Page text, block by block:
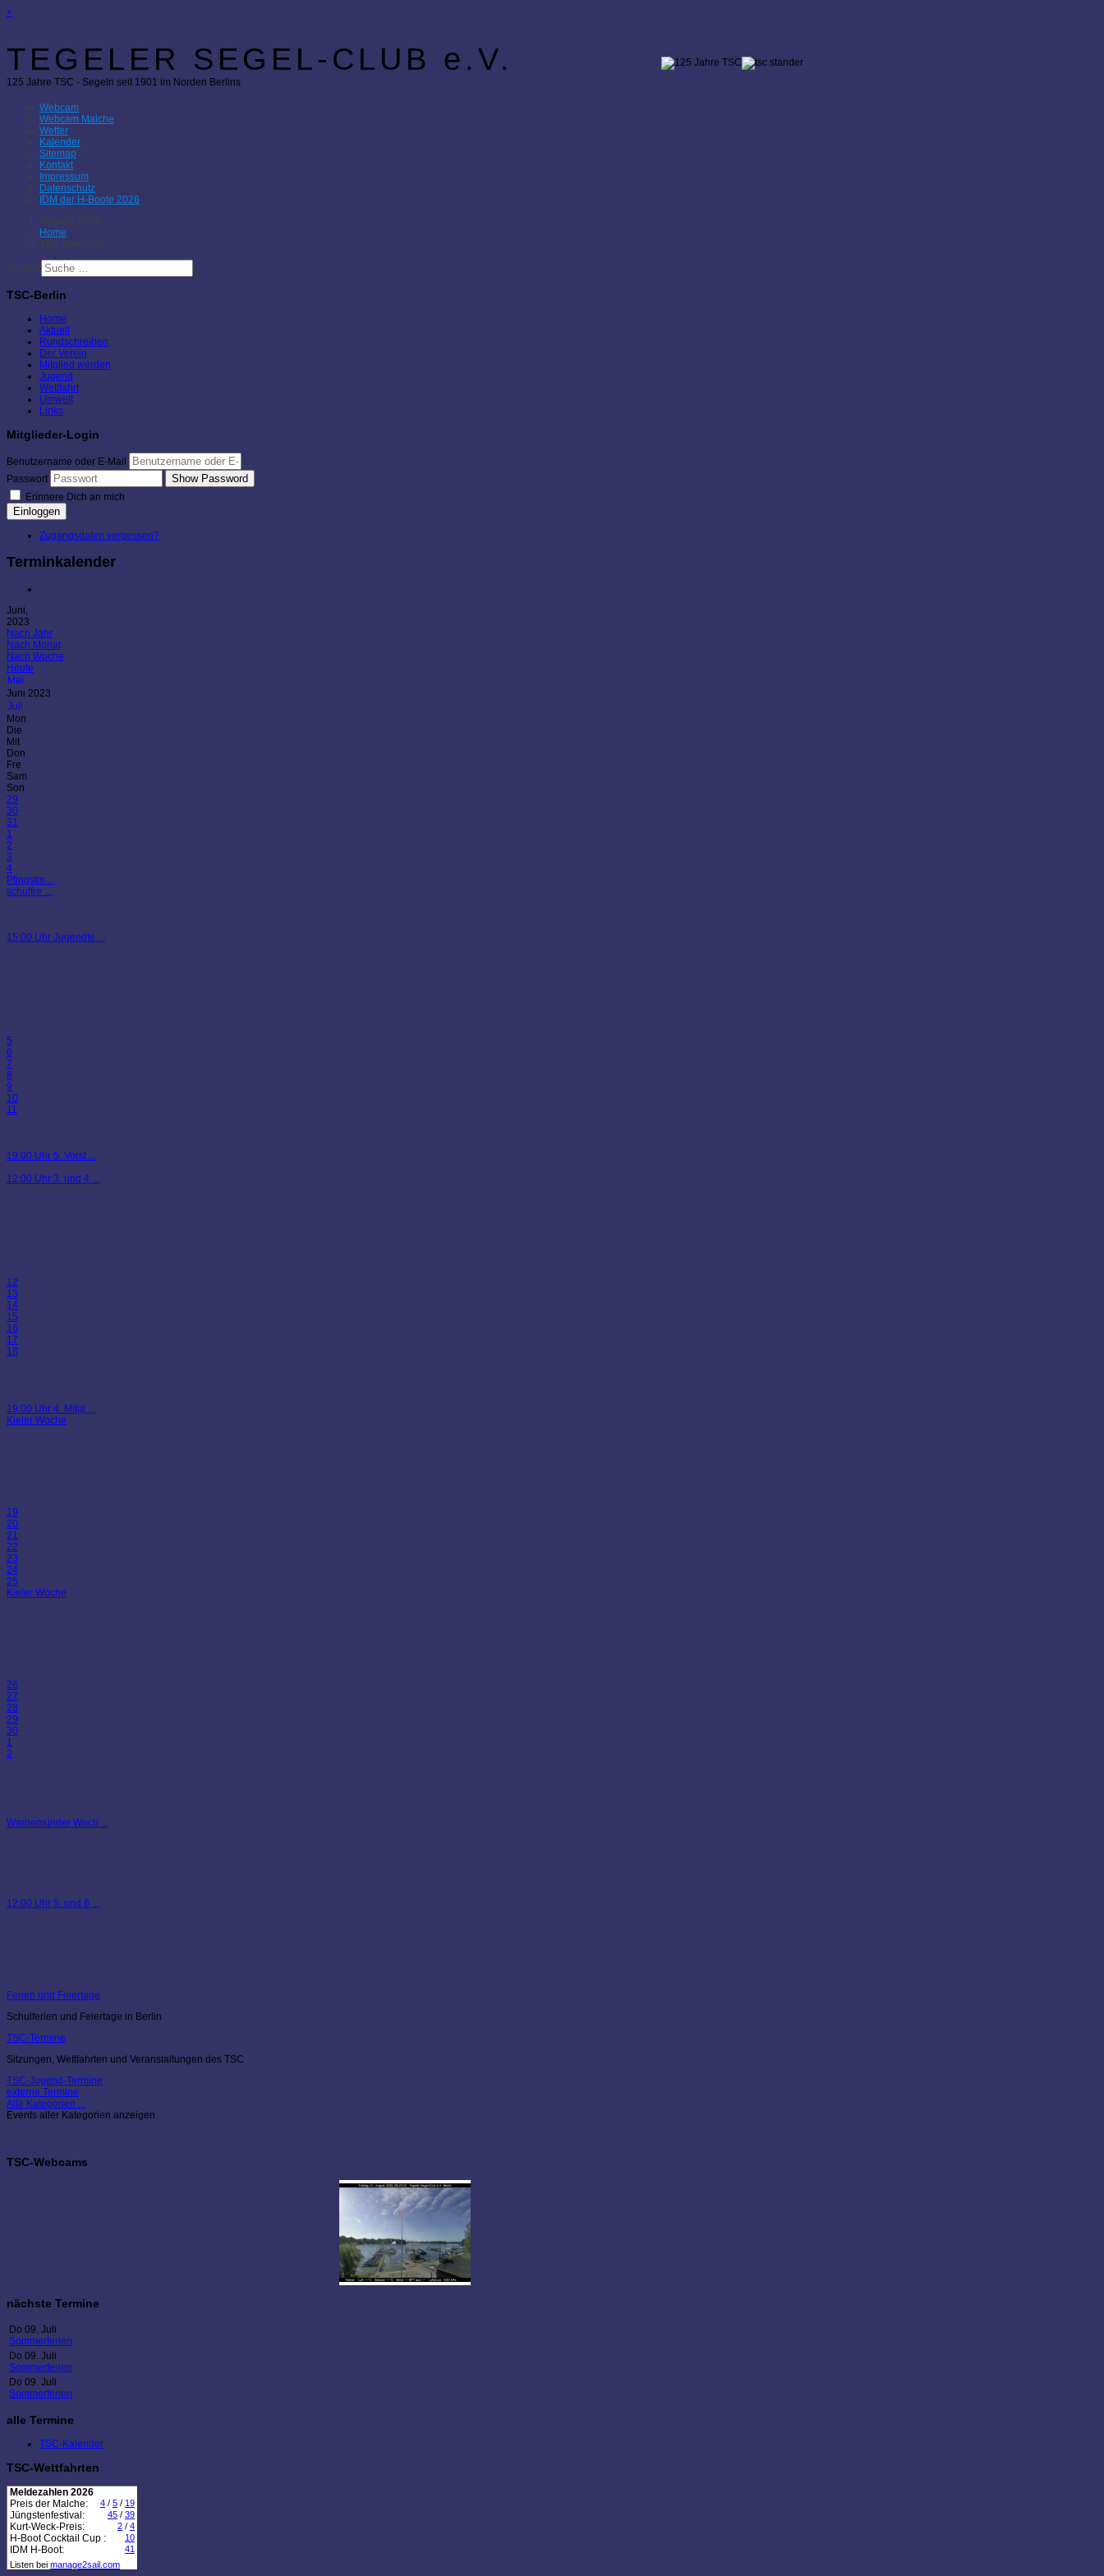
×
TEGELER SEGEL-CLUB e.V.
125 Jahre TSC - Segeln seit 1901 im Norden Berlins
Webcam
Webcam Malche
Wetter
Kalender
Sitemap
Kontakt
Impressum
Datenschutz
IDM der H-Boote 2026
Aktuelle Seite:
Home
TSC-Kalender
Suchen
TSC-Berlin
Home
Aktuell
Rundschreiben
Der Verein
Mitglied werden
Jugend
Wettfahrt
Umwelt
Links
Mitglieder-Login
Benutzername oder E-Mail
Passwort
Show Password
Erinnere Dich an mich
Einloggen
Zugangsdaten vergessen?
Terminkalender
Juni,
2023
Nach Jahr
Nach Monat
Nach Woche
Heute
Mai
Juni 2023
Juli
Mon
Die
Mit
Don
Fre
Sam
Son
29
30
31
1
2
3
4
Pfingstm ...
schulfre ...
15:00 Uhr Jugendfe ...
5
6
7
8
9
10
11
19:00 Uhr 5. Vorst ...
12:00 Uhr 3. und 4 ...
12
13
14
15
16
17
18
19:00 Uhr 4. Mitgl ...
Kieler Woche
19
20
21
22
23
24
25
Kieler Woche
26
27
28
29
30
1
2
Warnemünder Woch ...
12:00 Uhr 5. und 6 ...
Ferien und Feiertage
Schulferien und Feiertage in Berlin
TSC-Termine
Sitzungen, Wettfahrten und Veranstaltungen des TSC
TSC-Jugend-Termine
externe Termine
Alle Kategorien ...
Events aller Kategorien anzeigen
TSC-Webcams
nächste Termine
Do 09. Juli
Sommerferien
Do 09. Juli
Sommerferien
Do 09. Juli
Sommerferien
alle Termine
TSC-Kalender
TSC-Wettfahrten
Meldezahlen 2026
Preis der Malche:
4 / 5 / 19
Jüngstenfestival: 45 / 39
Kurt-Weck-Preis: 2 / 4
H-Boot Cocktail Cup : 10
IDM H-Boot:
41
Listen bei manage2sail.com